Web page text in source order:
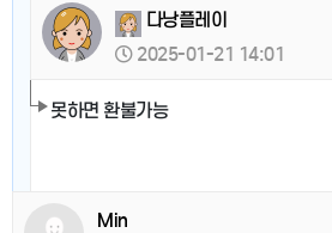
다낭플레이
2025-01-21 14:01
못하면 환불가능
Min